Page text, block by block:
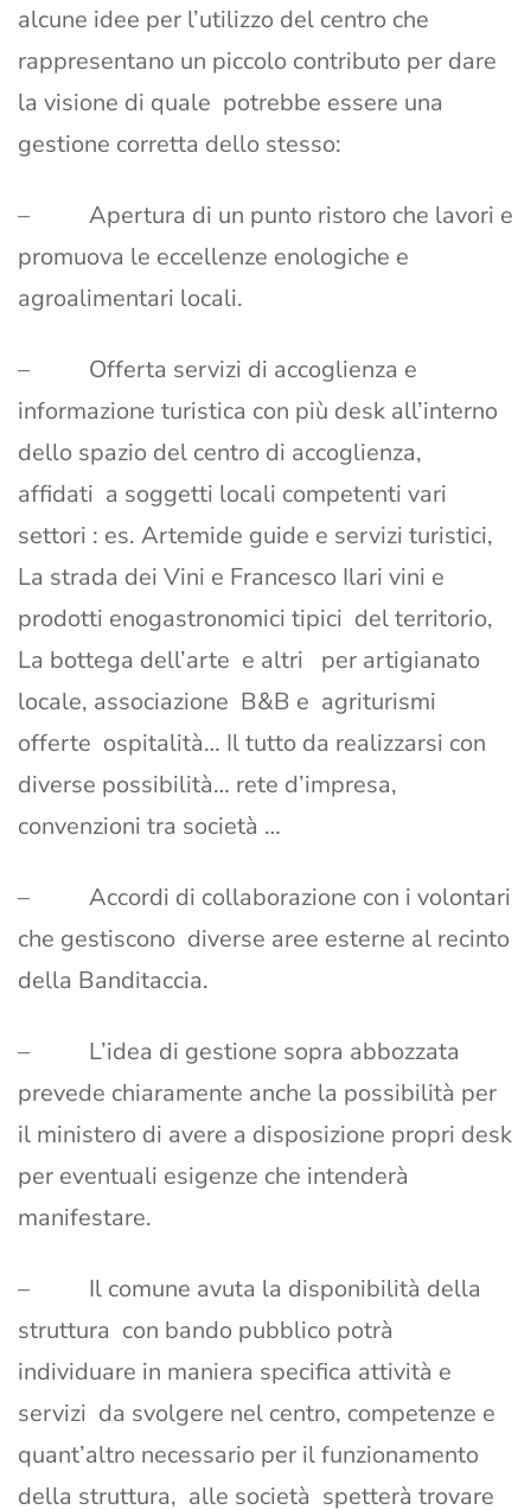
alcune idee per l’utilizzo del centro che
rappresentano un piccolo contributo per dare
la visione di quale potrebbe essere una
gestione corretta dello stesso:
– Apertura di un punto ristoro che lavori e
promuova le eccellenze enologiche e
agroalimentari locali.
– Offerta servizi di accoglienza e
informazione turistica con più desk all’interno
dello spazio del centro di accoglienza,
affidati a soggetti locali competenti vari
settori : es. Artemide guide e servizi turistici,
La strada dei Vini e Francesco Ilari vini e
prodotti enogastronomici tipici del territorio,
La bottega dell’arte e altri per artigianato
locale, associazione B&B e agriturismi
offerte ospitalità… Il tutto da realizzarsi con
diverse possibilità… rete d’impresa,
convenzioni tra società …
– Accordi di collaborazione con i volontari
che gestiscono diverse aree esterne al recinto
della Banditaccia.
– L’idea di gestione sopra abbozzata
prevede chiaramente anche la possibilità per
il ministero di avere a disposizione propri desk
per eventuali esigenze che intenderà
manifestare.
– Il comune avuta la disponibilità della
struttura con bando pubblico potrà
individuare in maniera specifica attività e
servizi da svolgere nel centro, competenze e
quant’altro necessario per il funzionamento
della struttura, alle società spetterà trovare